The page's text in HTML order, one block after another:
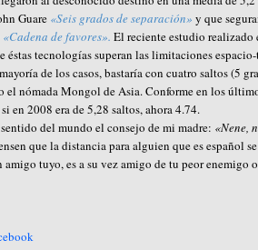
Guare «Seis grados de separación» y que
«Cadena de favores». El reciente estudio realizado
tecnologías superan las limitaciones
de los casos, bastaría con cuatro saltos (5
el nómada Mongol de Asia. Conforme en los
en 2008 era de 5,28 saltos, ahora 4.74.
del mundo el consejo de mi madre: «Nene,
que la distancia para alguien que es español
tuyo, es a su vez amigo de tu peor